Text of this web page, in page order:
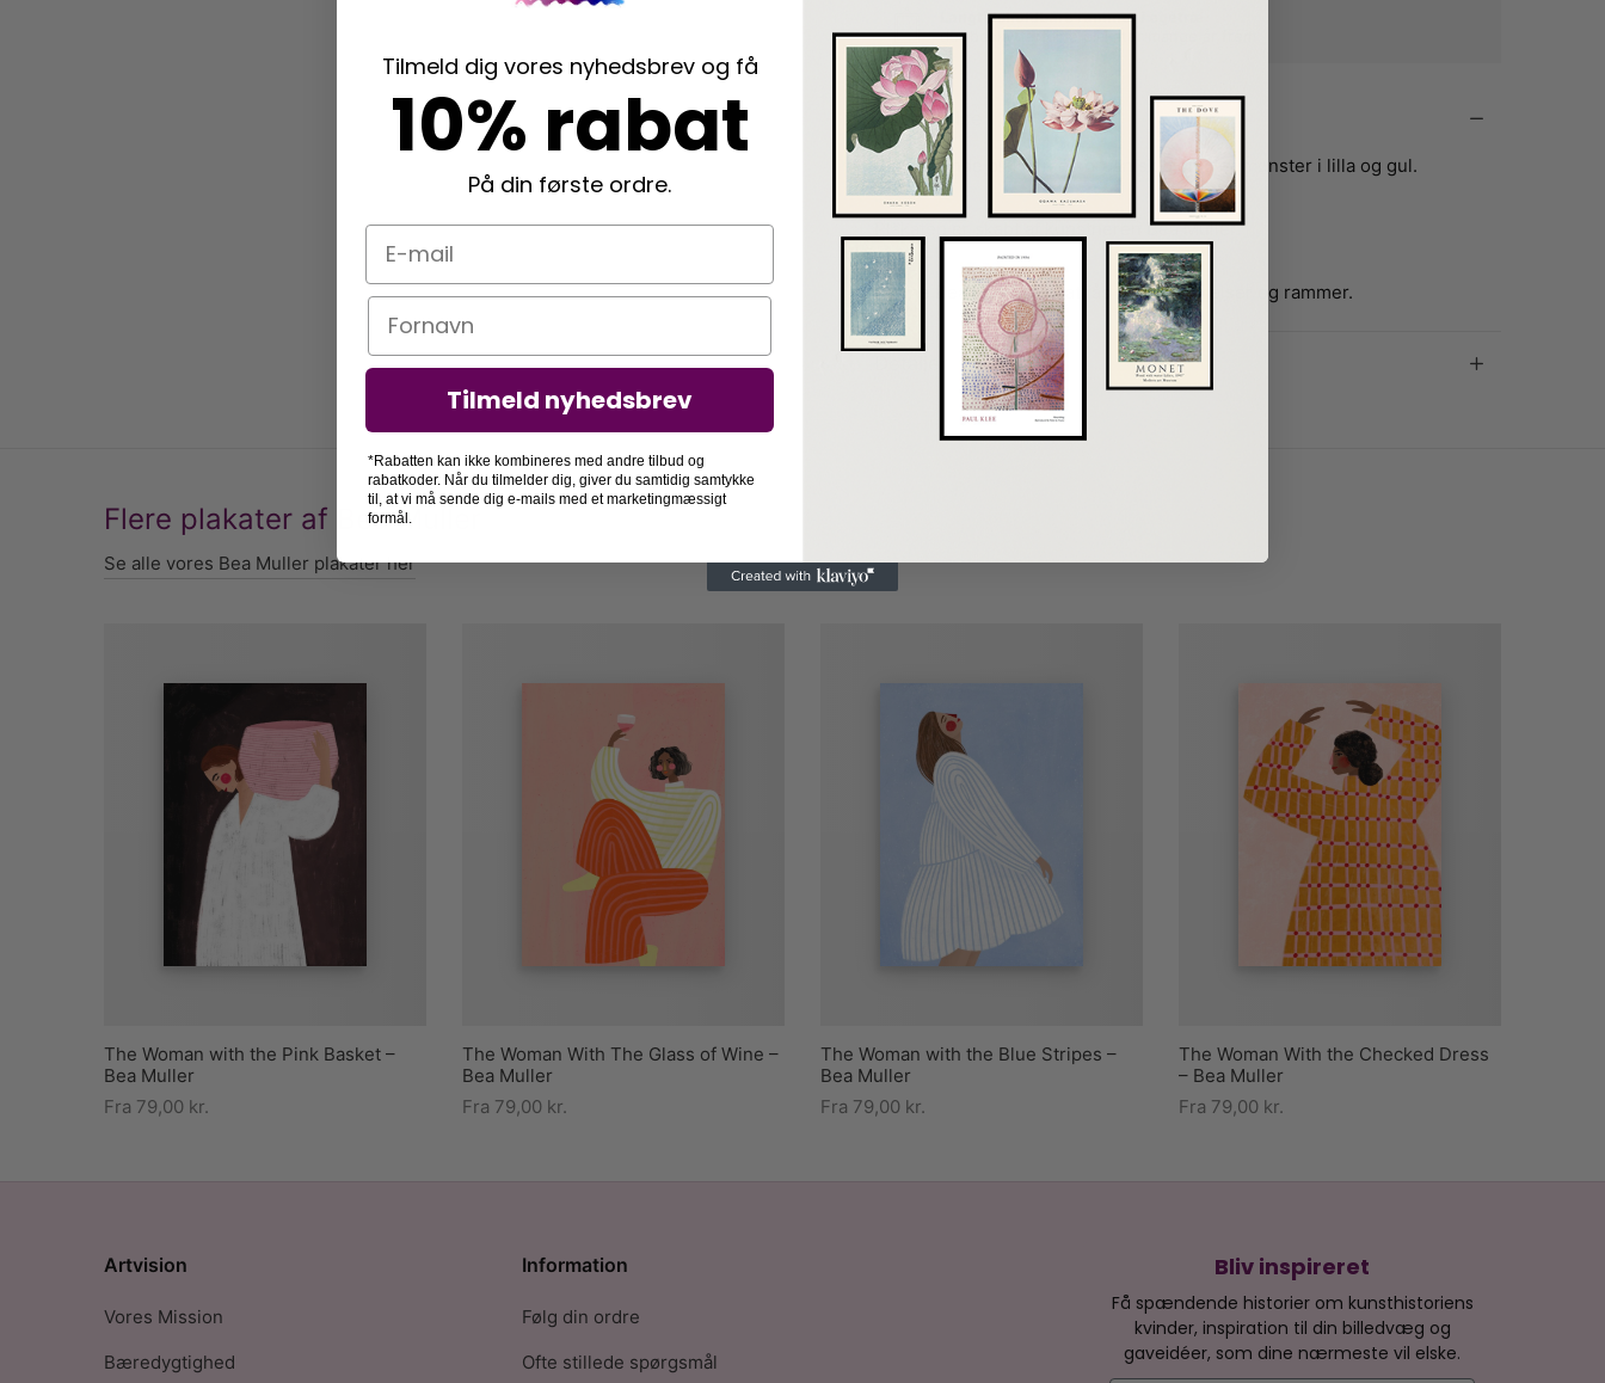
Langtidsholdbare rammer i egetræ
der beskytter dine plakater mange år frem
Beskrivelse
Smuk kvinde plakat med organisk blomster mønster i lilla og gul.
Plakaten er skabt af kunstneren Bea Muller.
Denne Bea Muller plakat fås i flere størrelser og rammer.
Flere plakater af Bea Muller
Se alle vores Bea Muller plakater her
The Woman with the Pink Basket –
Bea Muller
Fra 79,00 kr.
The Woman With The Glass of Wine –
Bea Muller
Fra 79,00 kr.
The Woman with the Blue Stripes –
Bea Muller
Fra 79,00 kr.
The Woman With the Checked Dress
– Bea Muller
Fra 79,00 kr.
Bliv inspireret
Få spændende historier om kunsthistoriens
kvinder, inspiration til din billedvæg og
gaveidéer, som dine nærmeste vil elske.
Information
Følg din ordre
Ofte stillede spørgsmål
Artvision
Vores Mission
Bæredygtighed
Tilmeld dig vores nyhedsbrev og få
10% rabat
På din første ordre.
E-mail
Navn
Tilmeld nyhedsbrev
*Rabatten kan ikke kombineres med andre tilbud og
rabatkoder. Når du tilmelder dig, giver du samtidig samtykke
til, at vi må sende dig e-mails med et marketingmæssigt
formål.